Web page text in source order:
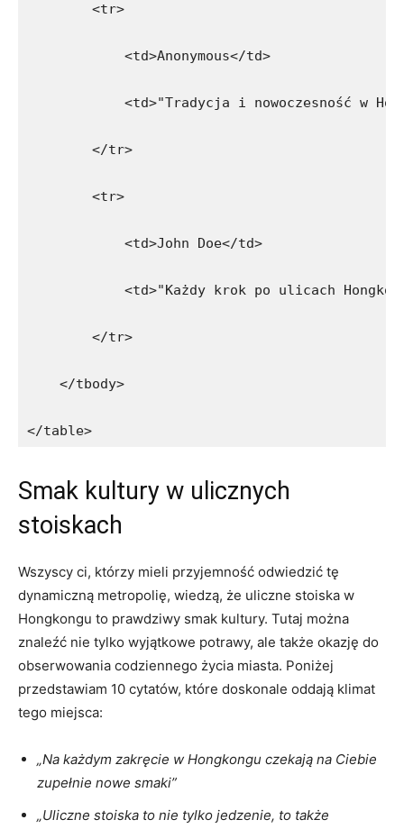
        <tr>
            <td>Anonymous</td>
<td>"Tradycja i nowoczesność w
        </tr>
        <tr>
            <td>John Doe</td>
<td>"Każdy krok po ulicach
        </tr>
    </tbody>
</table>
Smak kultury w ulicznych
⁣stoiskach
Wszyscy ci, ⁤którzy mieli przyjemność odwiedzić ⁢tę
dynamiczną metropolię, wiedzą, ⁣że uliczne stoiska w
Hongkongu‌ to prawdziwy smak kultury. Tutaj można
znaleźć nie tylko ‌wyjątkowe⁤ potrawy, ale także okazję do
⁣obserwowania codziennego życia miasta. Poniżej
przedstawiam 10 ⁢cytatów, ⁢które doskonale oddają klimat
tego miejsca:
„Na każdym zakręcie w ⁣Hongkongu czekają na Ciebie
zupełnie nowe smaki”
„Uliczne⁢ stoiska⁣ to nie ‌tylko jedzenie, ‍to⁤ także